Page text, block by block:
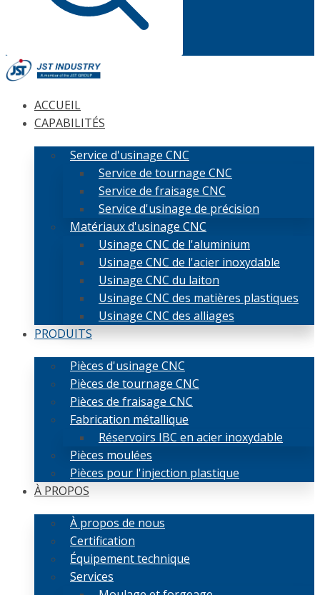
ACCUEIL
CAPABILITÉS
Service d'usinage CNC
Service de tournage CNC
Service de fraisage CNC
Service d'usinage de précision
Matériaux d'usinage CNC
Usinage CNC de l'aluminium
Usinage CNC de l'acier inoxydable
Usinage CNC du laiton
Usinage CNC des matières plastiques
Usinage CNC des alliages
PRODUITS
Pièces d'usinage CNC
Pièces de tournage CNC
Pièces de fraisage CNC
Fabrication métallique
Réservoirs IBC en acier inoxydable
Pièces moulées
Pièces pour l'injection plastique
À PROPOS
À propos de nous
Certification
Équipement technique
Services